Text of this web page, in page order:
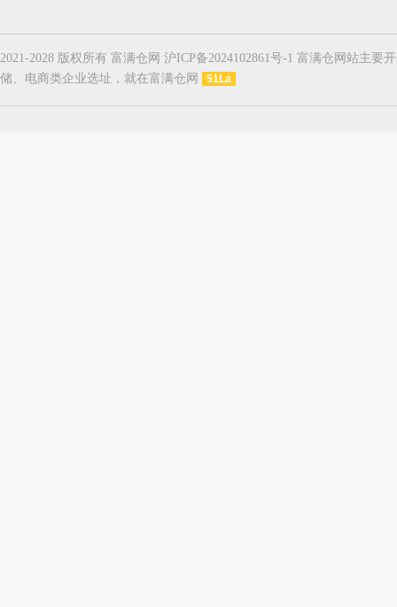
2021-2028 版权所有 富满仓网 沪ICP备2024102861号-1 富满仓网站主
储、电商类企业选址，就在富满仓网
51La